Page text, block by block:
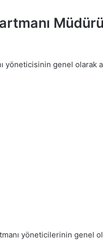
yöneticisinin genel olarak
yöneticilerinin genel